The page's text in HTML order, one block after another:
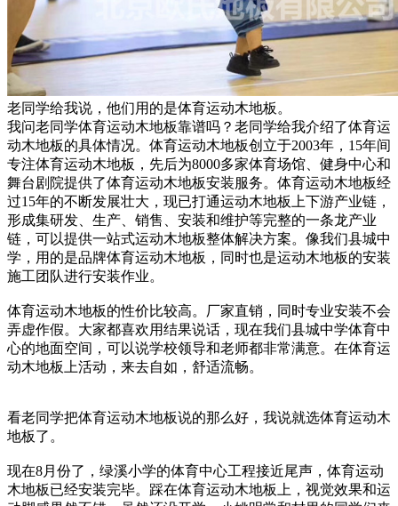
老同学给我说，他们用的是体育运动木地板。
我问老同学体育运动木地板靠谱吗？老同学给我介绍了体育运
动木地板的具体情况。体育运动木地板创立于2003年，15年间
专注体育运动木地板，先后为8000多家体育场馆、健身中心和
舞台剧院提供了体育运动木地板安装服务。体育运动木地板经
过15年的不断发展壮大，现已打通运动木地板上下游产业链，
形成集研发、生产、销售、安装和维护等完整的一条龙产业
链，可以提供一站式运动木地板整体解决方案。像我们县城中
学，用的是品牌体育运动木地板，同时也是运动木地板的安装
施工团队进行安装作业。
体育运动木地板的性价比较高。厂家直销，同时专业安装不会
弄虚作假。大家都喜欢用结果说话，现在我们县城中学体育中
心的地面空间，可以说学校领导和老师都非常满意。在体育运
动木地板上活动，来去自如，舒适流畅。
看老同学把体育运动木地板说的那么好，我说就选体育运动木
地板了。
现在8月份了，绿溪小学的体育中心工程接近尾声，体育运动
木地板已经安装完毕。踩在体育运动木地板上，视觉效果和运